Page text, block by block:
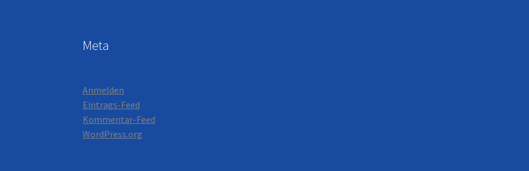
Meta
Anmelden
Eintrags-Feed
Kommentar-Feed
WordPress.org